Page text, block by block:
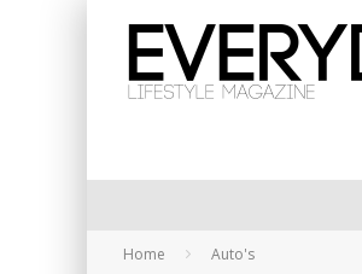
Home Auto's